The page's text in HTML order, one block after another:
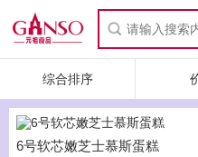
综合排序
6号软芯嫩芝士慕斯蛋糕